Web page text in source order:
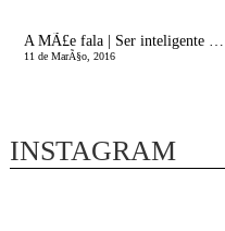
A MÃ£e fala | Ser inteligente aos 11 anos
11 de MarÃ§o, 2016
INSTAGRAM